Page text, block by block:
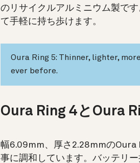
のリサイクルアルミニウム製で
て手軽に持ち歩けます。
Oura Ring 5: Thinner, lighter,
ever before.
Oura Ring 4とOura
幅6.09mm、厚さ2.28mmのOura
事に調和しています。バッテリ